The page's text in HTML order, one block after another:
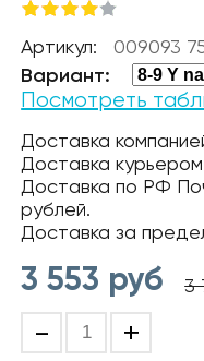
Артикул: 009093
Вариант:
Посмотреть
Доставка
Доставка
Доставка по РФ
рублей.
Доставка за
3 553 руб 3
- +